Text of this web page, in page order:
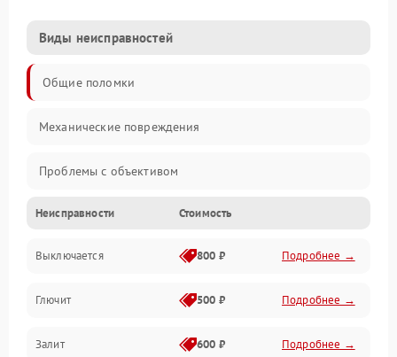
Виды неисправностей
Общие поломки
Механические повреждения
Проблемы с объективом
Электронные ошибки
Механические проблемы
Матрица и оптика
Питание и питание цепей
Неисправности Стоимость
Выключается 800 ₽ Подробнее →
Глючит 500 ₽ Подробнее →
Залит 600 ₽ Подробнее →